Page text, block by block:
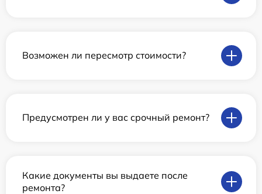
Возможен ли пересмотр стоимости?
Предусмотрен ли у вас срочный ремонт?
Какие документы вы выдаете после
ремонта?